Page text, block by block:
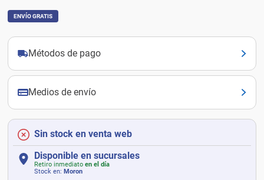
ENVÍO GRATIS
Métodos de pago
Medios de envío
Sin stock en venta web
Disponible en sucursales
Retiro inmediato en el día
Stock en: Moron